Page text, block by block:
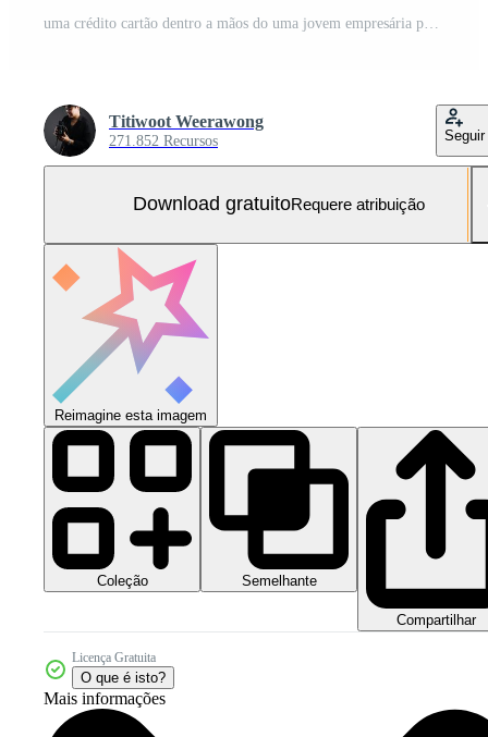
Titiwoot Weerawong
271.852 Recursos Seguir
Download gratuitoRequere atribuição
Reimagine esta imagem
Coleção Semelhante
Compartilhar
Licença Gratuita
O que é isto?
Mais informações